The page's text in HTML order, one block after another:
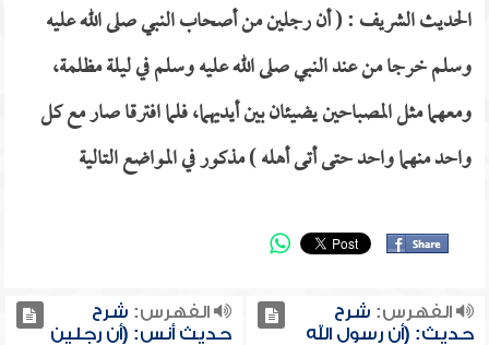
الحديث الشريف : ( أن رجلين من أصحاب النبي صلى الله عليه
وسلم خرجا من عند النبي صلى الله عليه وسلم في ليلة مظلمة،
ومعهما مثل المصباحين يضيئان بين أيديهما، فلما افترقا صار مع كل
واحد منهما واحد حتى أتى أهله ) مذكور في المواضع التالية
الفهرس: شرح
حديث: (أن رسول الله
الفهرس: شرح
حديث أنس: (أن رجلين